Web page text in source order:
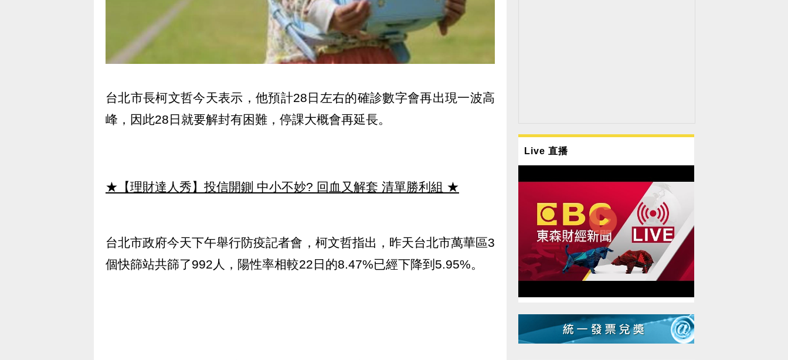
台北市長柯文哲今天表示，他預計28日左右的確診數字會再出現一波高
峰，因此28日就要解封有困難，停課大概會再延長。
★【理財達人秀】投信開鍘 中小不妙? 回血又解套 清單勝利組 ★
台北市政府今天下午舉行防疫記者會，柯文哲指出，昨天台北市萬華區3
個快篩站共篩了992人，陽性率相較22日的8.47%已經下降到5.95%。
Live 直播